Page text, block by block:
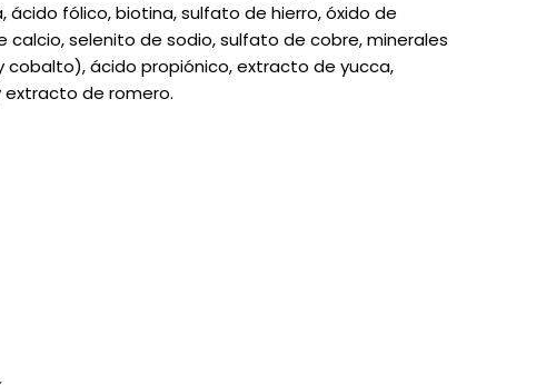
ácido fólico, biotina, sulfato de hierro, óxido de
calcio, selenito de sodio, sulfato de cobre, minerales
cobalto), ácido propiónico, extracto de yucca,
extracto de romero.